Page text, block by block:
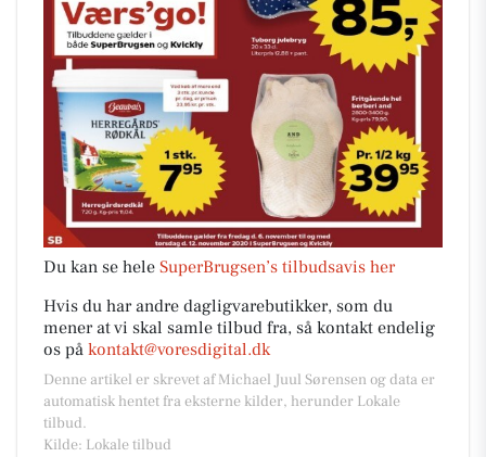
Du kan se hele SuperBrugsen’s tilbudsavis her
Hvis du har andre dagligvarebutikker, som du
mener at vi skal samle tilbud fra, så kontakt endelig
os på kontakt@voresdigital.dk
Denne artikel er skrevet af Michael Juul Sørensen og data er
automatisk hentet fra eksterne kilder, herunder Lokale
tilbud.
Kilde: Lokale tilbud